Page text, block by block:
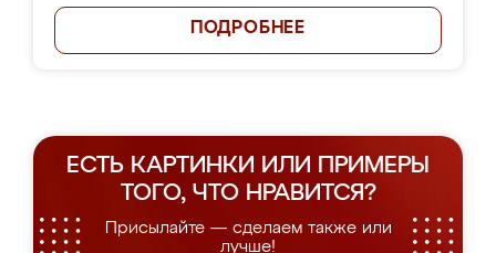
ПОДРОБНЕЕ
ЕСТЬ КАРТИНКИ ИЛИ ПРИМЕРЫ
ТОГО, ЧТО НРАВИТСЯ?
Присылайте — сделаем также или
лучше!